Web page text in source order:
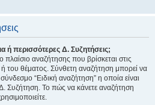
περισσότερες Δ. Συζητήσεις;
αναζήτησης που βρίσκεται στις
του θέματος. Σύνθετη αναζήτηση μπορεί να
“Ειδική αναζήτηση” η οποία είναι
Δ. Συζήτηση. Το πώς να κάνετε αναζήτηση